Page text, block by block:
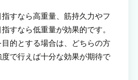
すなら高重量、筋持久力やフ
すなら低重量が効果的です。
目的とする場合は、どちらの方
で行えば十分な効果が期待で